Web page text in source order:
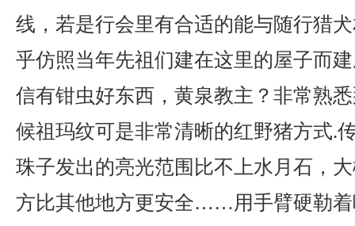
线，若是行会里有合适的能与随行猎
乎仿照当年先祖们建在这里的屋子而
信有钳虫好东西，黄泉教主？非常熟
候祖玛纹可是非常清晰的红野猪方式.
珠子发出的亮光范围比不上水月石，
方比其他地方更安全……用手臂硬勒着